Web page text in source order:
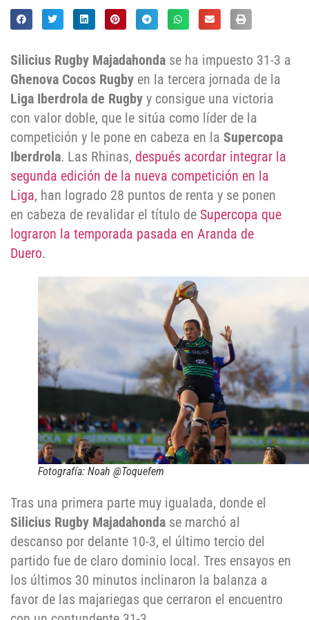
Silicius Rugby Majadahonda se ha impuesto 31-3 a
Ghenova Cocos Rugby en la tercera jornada de la
Liga Iberdrola de Rugby y consigue una victoria
con valor doble, que le sitúa como líder de la
competición y le pone en cabeza en la Supercopa
Iberdrola. Las Rhinas, después acordar integrar la
segunda edición de la nueva competición en la
Liga, han logrado 28 puntos de renta y se ponen
en cabeza de revalidar el título de Supercopa que
lograron la temporada pasada en Aranda de
Duero.
Fotografía: Noah @Toquefem
Tras una primera parte muy igualada, donde el
Silicius Rugby Majadahonda se marchó al
descanso por delante 10-3, el último tercio del
partido fue de claro dominio local. Tres ensayos en
los últimos 30 minutos inclinaron la balanza a
favor de las majariegas que cerraron el encuentro